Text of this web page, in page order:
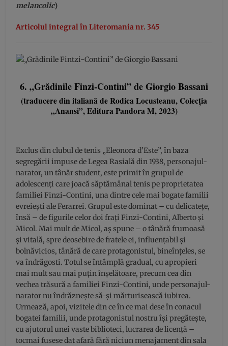
melancolic)
Articolul integral în Literomania nr. 345
6. „Grădinile Finzi-Contini” de Giorgio Bassani
(traducere din italiană de Rodica Locusteanu, Colecția
„Anansi”, Editura Pandora M, 2023)
Exclus din clubul de tenis „Eleonora d’Este”, în baza
segregării impuse de Legea Rasială din 1938, personajul-
narator, un tânăr student, este primit în grupul de
adolescenți care joacă săptămânal tenis pe proprietatea
familiei Finzi-Contini, una dintre cele mai bogate familii
evreiești ale Ferarrei. Grupul este dominat – cu delicatețe,
însă – de figurile celor doi frați Finzi-Contini, Alberto și
Micol. Mai mult de Micol, aș spune – o tânără frumoasă
și vitală, spre deosebire de fratele ei, influențabil și
bolnăvicios, tânără de care protagonistul, bineînțeles, se
va îndrăgosti. Totul se întâmplă gradual, cu apropieri
mai mult sau mai puțin înșelătoare, precum cea din
vechea trăsură a familiei Finzi-Contini, unde personajul-
narator nu îndrăznește să-și mărturisească iubirea.
Urmează, apoi, vizitele din ce în ce mai dese în conacul
bogatei familii, unde protagonistul nostru își pregătește,
cu ajutorul unei vaste biblioteci, lucrarea de licență –
tocmai fusese dat afară fără niciun menajament din sala